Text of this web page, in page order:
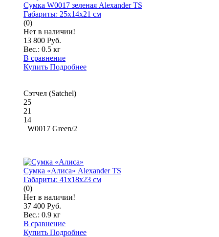
Сумка W0017 зеленая Alexander TS
Габариты: 25x14x21 см
(0)
Нет в наличии!
13 800 Руб.
Вес.: 0.5 кг
В сравнение
Купить Подробнее
Сэтчел (Satchel)
25
21
14
W0017 Green/2
Сумка «Алиса» Alexander TS
Габариты: 41x18x23 см
(0)
Нет в наличии!
37 400 Руб.
Вес.: 0.9 кг
В сравнение
Купить Подробнее